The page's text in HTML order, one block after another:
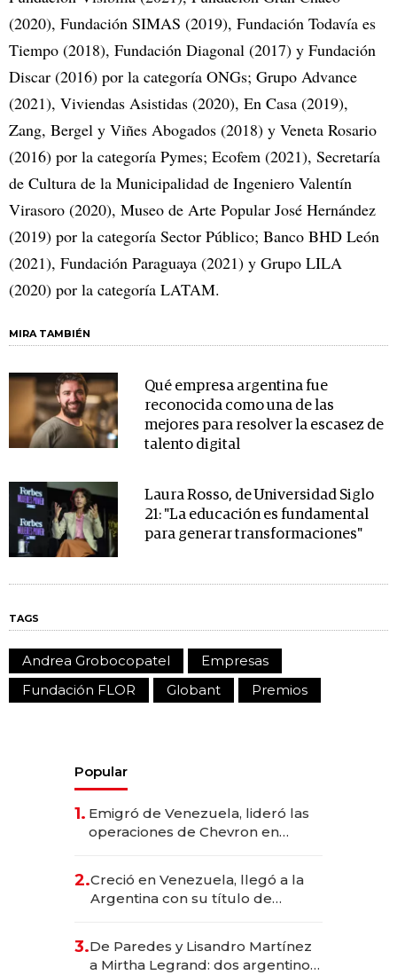
(2020), Fundación SIMAS (2019), Fundación Todavía es
Tiempo (2018), Fundación Diagonal (2017) y Fundación
Discar (2016) por la categoría ONGs; Grupo Advance
(2021), Viviendas Asistidas (2020), En Casa (2019),
Zang, Bergel y Viñes Abogados (2018) y Veneta Rosario
(2016) por la categoría Pymes; Ecofem (2021), Secretaría
de Cultura de la Municipalidad de Ingeniero Valentín
Virasoro (2020), Museo de Arte Popular José Hernández
(2019) por la categoría Sector Público; Banco BHD León
(2021), Fundación Paraguaya (2021) y Grupo LILA
(2020) por la categoría LATAM.
MIRA TAMBIÉN
Qué empresa argentina fue
reconocida como una de las
mejores para resolver la escasez de
talento digital
Laura Rosso, de Universidad Siglo
21: "La educación es fundamental
para generar transformaciones"
TAGS
Andrea Grobocopatel
Empresas
Fundación FLOR
Globant Premios
Popular
1. Emigró de Venezuela, lideró las
operaciones de Chevron en
2.Creció en Venezuela, llegó a la
Argentina con su título de
las marcas "fast premium"
3.De Paredes y Lisandro Martínez
a Mirtha Legrand: dos argentinos